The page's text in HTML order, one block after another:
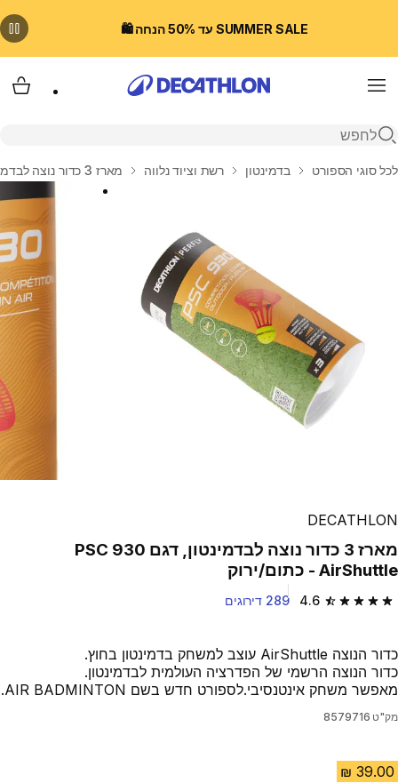
SUMMER SALE עד 50% הנחה 🛍️
Menu
פתיחת חיפוש
בית
לכל סוגי הספורט בדמינטון רשת וציוד נלווה מארז 3 כדור נוצה לבדמינטון, דגם PSC 930 AirShuttle - כתום/ירוק
Play Video
DECATHLON
מארז 3 כדור נוצה לבדמינטון, דגם PSC 930
AirShuttle - כתום/ירוק
4.6 4.6 out of 5 stars from 289 reviews 289 דירוגים
כדור הנוצה AirShuttle עוצב למשחק בדמינטון בחוץ.
כדור הנוצה הרשמי של הפדרציה העולמית לבדמינטון.
מאפשר משחק אינטנסיבי.לספורט חדש בשם AIR BADMINTON.
מק"ט 8579716